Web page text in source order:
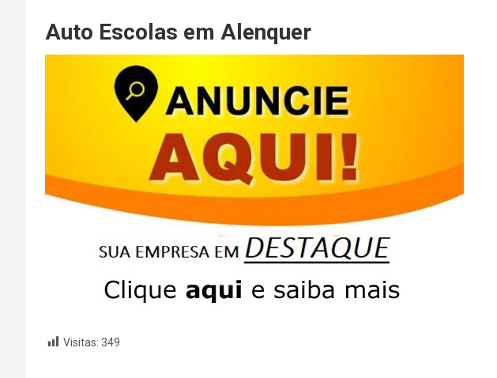
Auto Escolas em Alenquer
Visitas: 349